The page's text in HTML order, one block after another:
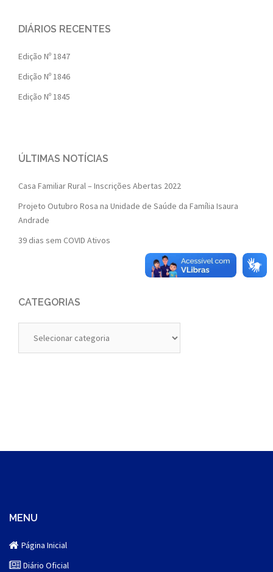
DIÁRIOS RECENTES
Edição Nº 1847
Edição Nº 1846
Edição Nº 1845
ÚLTIMAS NOTÍCIAS
Casa Familiar Rural – Inscrições Abertas 2022
Projeto Outubro Rosa na Unidade de Saúde da Família Isaura
Andrade
39 dias sem COVID Ativos
CATEGORIAS
MENU
Página Inicial
Diário Oficial